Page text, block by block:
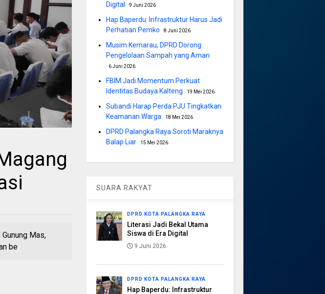
Mas,
be
Digital
9 Juni 2026
Hap Baperdu: Infrastruktur Harus Jadi
Perhatian Pemko
8 Juni 2026
Musim Kemarau, DPRD Dorong
Pengelolaan Sampah yang Aman
6 Juni 2026
FBIM Jadi Momentum Perkuat
Identitas Budaya Kalteng
19 Mei 2026
Subandi Harap Perda PJU Tingkatkan
Keamanan Warga
18 Mei 2026
DPRD Palangka Raya Soroti Maraknya
Balap Liar
15 Mei 2026
SUARA RAKYAT
DPRD KOTA PALANGKA RAYA
Literasi Jadi Bekal Utama
Siswa di Era Digital
9 Juni 2026
DPRD KOTA PALANGKA RAYA
Hap Baperdu: Infrastruktur